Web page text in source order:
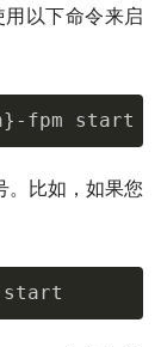
以下命令来启
fpm start
。比如，如果您
start